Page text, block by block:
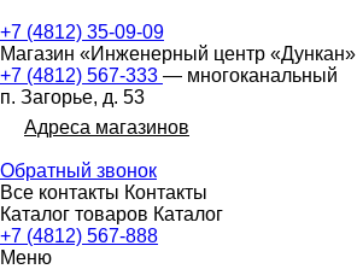
+7 (4812) 35-09-09
Магазин «Инженерный центр «Дункан»
+7 (4812) 567-333 — многоканальный
п. Загорье, д. 53
Адреса магазинов
Обратный звонок
Все контакты Контакты
Каталог товаров Каталог
+7 (4812) 567-888
Меню